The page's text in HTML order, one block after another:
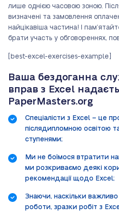
лише однією часовою зоною. Після
визначені та замовлення
найцікавіша частина! І
брати участь у обговореннях,
[best-excel-exercises-example]
Ваша бездоганна
вправ з Excel
PaperMasters.org
Спеціалісти з Excel – це
післядипломною освітою
ступенями;
Ми не боїмося втратити
ми розкриваємо деякі
рекомендації щодо Excel;
Знаючи, наскільки
роботи, зразки робіт з